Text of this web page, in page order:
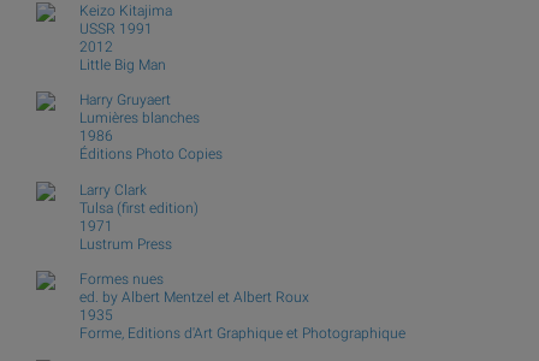
Keizo Kitajima
USSR 1991
2012
Little Big Man
Harry Gruyaert
Lumières blanches
1986
Éditions Photo Copies
Larry Clark
Tulsa (first edition)
1971
Lustrum Press
Formes nues
ed. by Albert Mentzel et Albert Roux
1935
Forme, Editions d'Art Graphique et Photographique